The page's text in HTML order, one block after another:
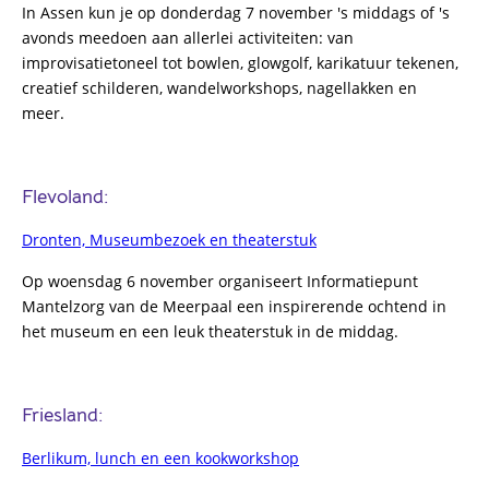
In Assen kun je op donderdag 7 november 's middags of 's
avonds meedoen aan allerlei activiteiten: van
improvisatietoneel tot bowlen, glowgolf, karikatuur tekenen,
creatief schilderen, wandelworkshops, nagellakken en
meer.
Flevoland:
Dronten, Museumbezoek en theaterstuk
Op woensdag 6 november organiseert Informatiepunt
Mantelzorg van de Meerpaal een inspirerende ochtend in
het museum en een leuk theaterstuk in de middag.
Friesland:
Berlikum, lunch en een kookworkshop